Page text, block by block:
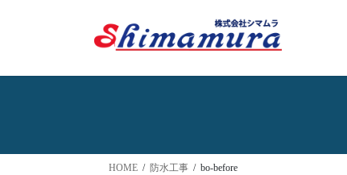
HOME 防水工事 bo-before